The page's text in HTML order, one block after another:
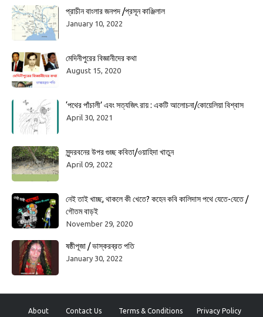
প্রাচীন বাংলার জনপদ /প্রসূন কাঞ্জিলাল
January 10, 2022
মেদিনীপুরের বিজ্ঞানীদের কথা
August 15, 2020
‘পথের পাঁচালী’ এবং সত্যজিৎ রায় : একটি আলোচনা/কোয়েলিয়া বিশ্বাস
April 30, 2021
সুন্দরবনের উপর গুচ্ছ কবিতা/ওয়াহিদা খাতুন
April 09, 2022
নেই তাই খাচ্ছ, থাকলে কী খেতে? কহেন কবি কালিদাস পথে যেতে-যেতে /
গৌতম বাড়ই
November 29, 2020
ষষ্ঠীপূজা / ভাস্করব্রত পতি
January 30, 2022
About Contact Us Terms & Conditions Privacy Policy